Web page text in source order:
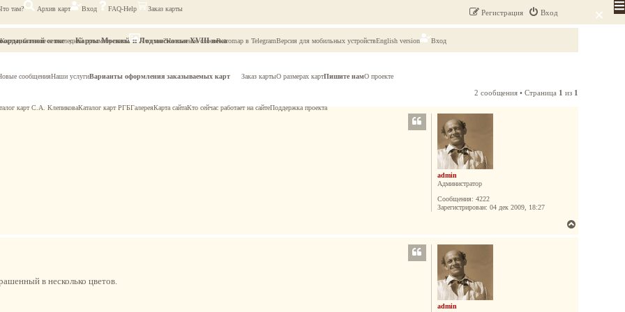
там? Архив карт Вход FAQ-Help Заказ карты ×
Карты, близкие к последней просмотренной Что там?Наложение слоевRetromap в TelegramВерсия для мобильных устройствEnglish version Вход
сообщенияНаши услугиВарианты оформления заказываемых карт Заказ картыО размерах картПишите намО проекте
карт С.А. КлепиковаКаталог карт РГБГалереяКарта сайтаКто сейчас работает на сайтеПоддержка проекта
Вход
Регистрация
сетке Карты Москвы и Подмосковья XVIII века
2 сообщения • Страница 1 из 1
admin
Администратор
Сообщения: 4222
Зарегистрирован: 04 дек 2009, 18:27
admin
в несколько цветов.